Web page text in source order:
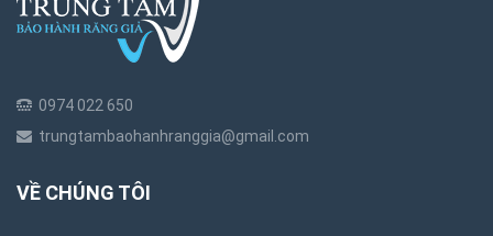
0974 022 650
trungtambaohanhranggia@gmail.com
VỀ CHÚNG TÔI